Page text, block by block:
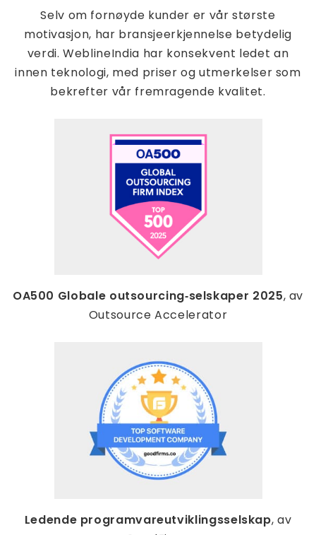
Selv om fornøyde kunder er vår største
motivasjon, har bransjeerkjennelse betydelig
verdi. WeblineIndia har konsekvent ledet an
innen teknologi, med priser og utmerkelser som
bekrefter vår fremragende kvalitet.
OA500 Globale outsourcing‑selskaper 2025, av
Outsource Accelerator
Ledende programvareutviklingsselskap, av